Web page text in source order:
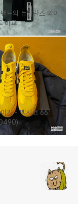
드와 뉴발란스 와이
비교
이거 - 멕시코 66